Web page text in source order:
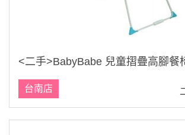
<二手>BabyBabe 兒童摺疊高腳餐
台南店